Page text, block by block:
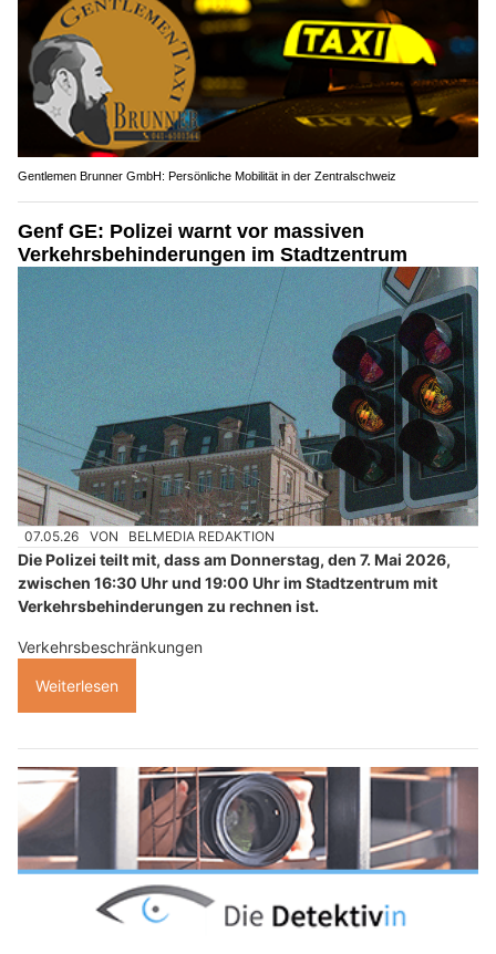
Gentlemen Brunner GmbH: Persönliche Mobilität in der Zentralschweiz
Genf GE: Polizei warnt vor massiven
Verkehrsbehinderungen im Stadtzentrum
07.05.26 VON BELMEDIA REDAKTION
Die Polizei teilt mit, dass am Donnerstag, den 7. Mai 2026,
zwischen 16:30 Uhr und 19:00 Uhr im Stadtzentrum mit
Verkehrsbehinderungen zu rechnen ist.
Verkehrsbeschränkungen
Weiterlesen